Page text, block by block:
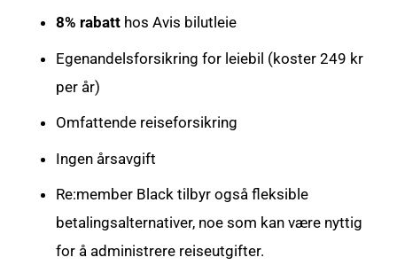
8% rabatthos Avis bilutleie
Egenandelsforsikring for leiebil (koster 249 kr
per år)
Omfattende reiseforsikring
Ingen årsavgift
Re:member Black tilbyr også fleksible
betalingsalternativer, noe som kan være nyttig
for å administrere reiseutgifter.